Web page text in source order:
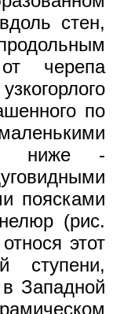
стен,
черепа
по
ниже -
поясками
(рис.
этот
ступени,
Западной